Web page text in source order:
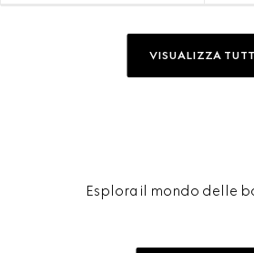
VISUALIZZA
Esplora il mondo delle